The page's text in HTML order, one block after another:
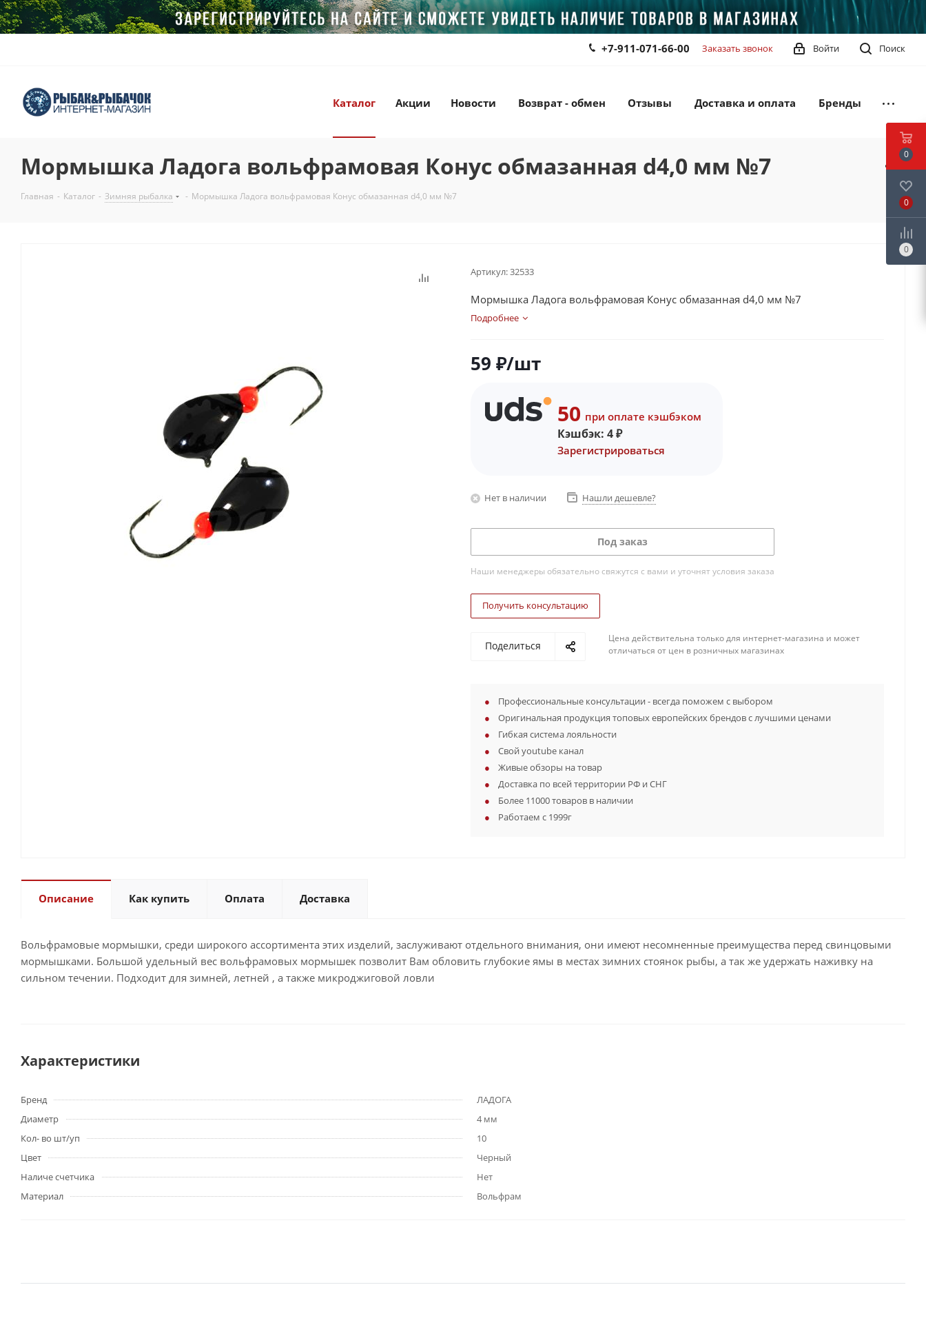
Поиск
Войти
+7-911-071-66-00 Заказать звонок
Каталог Акции Новости Возврат - обмен Отзывы Доставка и оплата Бренды
Мормышка Ладога вольфрамовая Конус обмазанная d4,0 мм №7
Главная - Каталог - Зимняя рыбалка - Мормышка Ладога вольфрамовая Конус обмазанная d4,0 мм №7
Артикул:32533
Мормышка Ладога вольфрамовая Конус обмазанная d4,0 мм №7
Подробнее
59 ₽/шт
50 при оплате кэшбэком
Кэшбэк: 4₽
Зарегистрироваться
Нет в наличии Нашли дешевле?
Под заказ
Наши менеджеры обязательно свяжутся с вами и уточнят условия заказа
Получить консультацию
Поделиться
Цена действительна только для интернет-магазина и может
отличаться от цен в розничных магазинах
Профессиональные консультации - всегда поможем с выбором
Оригинальная продукция топовых европейских брендов с лучшими ценами
Гибкая система лояльности
Свой youtube канал
Живые обзоры на товар
Доставка по всей территории РФ и СНГ
Более 11000 товаров в наличии
Работаем с 1999г
Описание Как купить Оплата Доставка
Вольфрамовые мормышки, среди широкого ассортимента этих изделий, заслуживают отдельного внимания, они имеют несомненные преимущества перед свинцовыми
мормышками. Большой удельный вес вольфрамовых мормышек позволит Вам обловить глубокие ямы в местах зимних стоянок рыбы, а так же удержать наживку на
сильном течении. Подходит для зимней, летней , а также микроджиговой ловли
Характеристики
Бренд
ЛАДОГА
Диаметр
4 мм
Кол- во шт/уп
10
Цвет
Черный
Наличе счетчика
Нет
Материал
Вольфрам
0
0
0